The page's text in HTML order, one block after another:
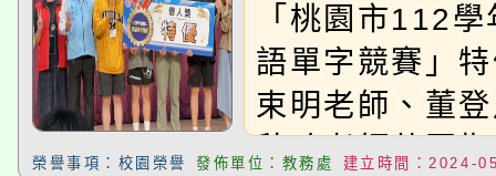
視費優惠，中低收入戶
半價優惠，詳情可洽有
者。
大園自造教育及科技中
份教師增能研習
大溪自造教育及科技中
份教師研習
淨零綠生活教案入校路
「桃園市112
語單字競賽」
束明老師、董
秋珍老師共同
榮譽事項：校園榮譽 發佈單位：教務處 建立時間：2024-